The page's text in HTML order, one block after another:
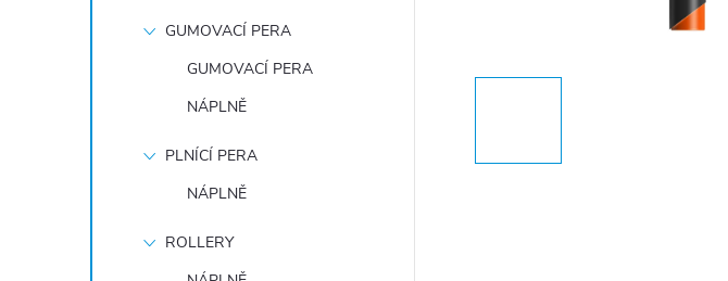
GUMOVACÍ PERA
GUMOVACÍ PERA
NÁPLNĚ
PLNÍCÍ PERA
NÁPLNĚ
ROLLERY